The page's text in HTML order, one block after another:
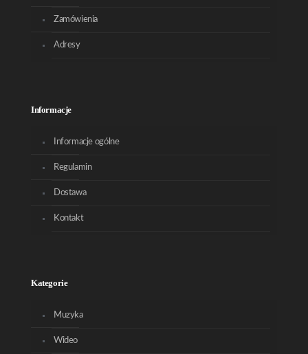
Zamówienia
Adresy
Informacje
Informacje ogólne
Regulamin
Dostawa
Kontakt
Kategorie
Muzyka
Wideo